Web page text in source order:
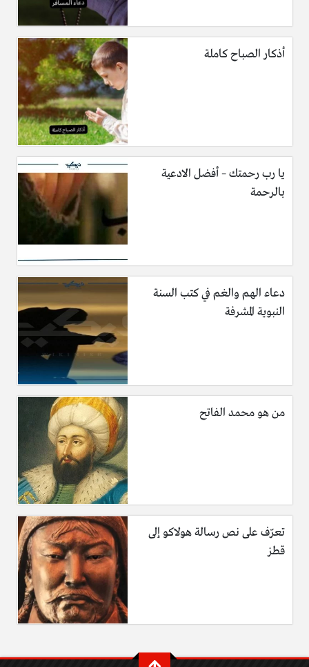
أذكار الصباح كاملة
يا رب رحمتك – أفضل الادعية
بالرحمة
دعاء الهم والغم في كتب السنة
النبوية المشرفة
من هو محمد الفاتح
تعرّف على نص رسالة هولاكو إلى
قطز